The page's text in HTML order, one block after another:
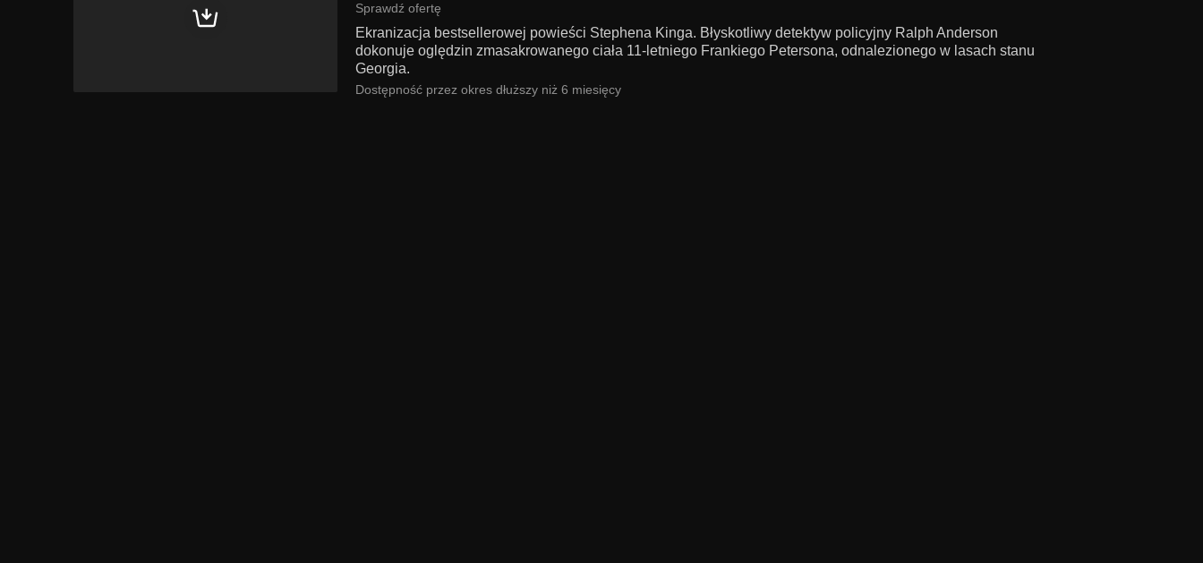
Sprawdź ofertę
Ekranizacja bestsellerowej powieści Stephena Kinga. Błyskotliwy detektyw policyjny Ralph Anderson
dokonuje oględzin zmasakrowanego ciała 11-letniego Frankiego Petersona, odnalezionego w lasach stanu
Georgia.
Dostępność przez okres dłuższy niż 6 miesięcy